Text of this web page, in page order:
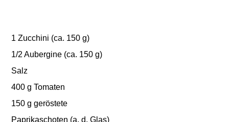
1 Zucchini (ca. 150 g)
1/2 Aubergine (ca. 150 g)
Salz
400 g Tomaten
150 g geröstete
Paprikaschoten (a. d. Glas)